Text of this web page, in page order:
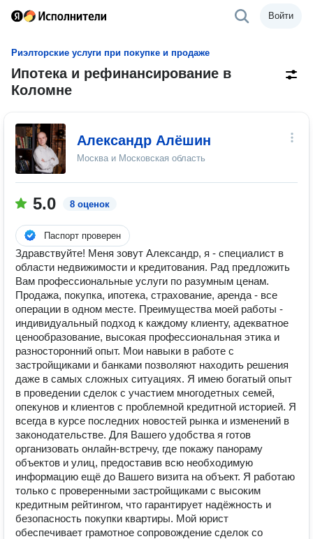
Войти
Риэлторские услуги при покупке и продаже
Ипотека и рефинансирование в
Коломне
Александр Алёшин
Москва и Московская область
5.0 8 оценок
Паспорт проверен
Здравствуйте! Меня зовут Александр, я - специалист в
области недвижимости и кредитования. Рад предложить
Вам профессиональные услуги по разумным ценам.
Продажа, покупка, ипотека, страхование, аренда - все
операции в одном месте. Преимущества моей работы -
индивидуальный подход к каждому клиенту, адекватное
ценообразование, высокая профессиональная этика и
разносторонний опыт. Мои навыки в работе с
застройщиками и банками позволяют находить решения
даже в самых сложных ситуациях. Я имею богатый опыт
в проведении сделок с участием многодетных семей,
опекунов и клиентов с проблемной кредитной историей. Я
всегда в курсе последних новостей рынка и изменений в
законодательстве. Для Вашего удобства я готов
организовать онлайн-встречу, где покажу панораму
объектов и улиц, предоставив всю необходимую
информацию ещё до Вашего визита на объект. Я работаю
только с проверенными застройщиками с высоким
кредитным рейтингом, что гарантирует надёжность и
безопасность покупки квартиры. Мой юрист
обеспечивает грамотное сопровождение сделок со